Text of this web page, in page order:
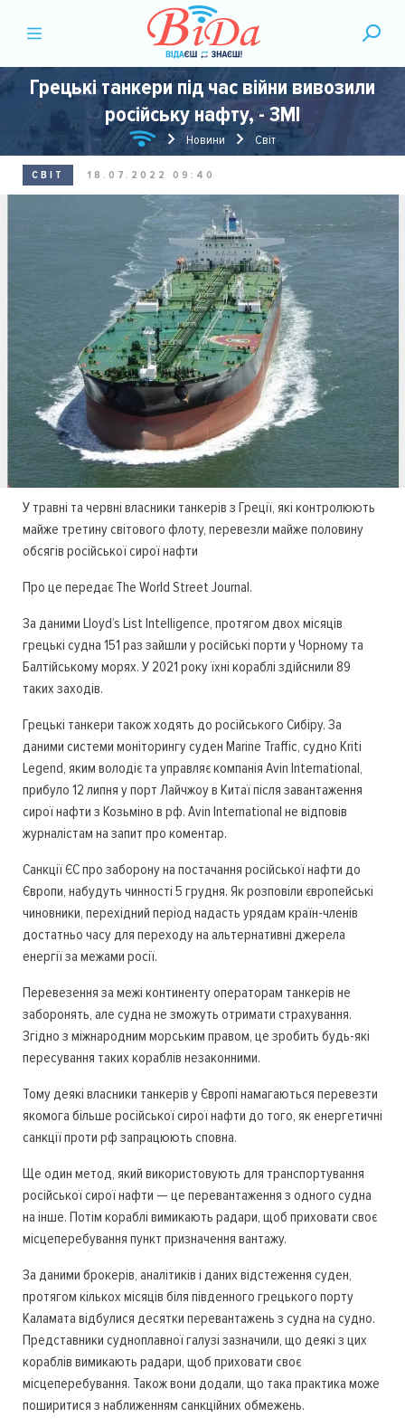
Грецькі танкери під час війни вивозили
російську нафту, - ЗМІ
Новини Світ
СВІТ 18.07.2022 09:40
У травні та червні власники танкерів з Греції, які контролюють
майже третину світового флоту, перевезли майже половину
обсягів російської сирої нафти
Про це передає The World Street Journal.
За даними Lloyd’s List Intelligence, протягом двох місяців
грецькі судна 151 раз зайшли у російські порти у Чорному та
Балтійському морях. У 2021 року їхні кораблі здійснили 89
таких заходів.
Грецькі танкери також ходять до російського Сибіру. За
даними системи моніторингу суден Marine Traffic, судно Kriti
Legend, яким володіє та управляє компанія Avin International,
прибуло 12 липня у порт Лайчжоу в Китаї після завантаження
сирої нафти з Козьміно в рф. Avin International не відповів
журналістам на запит про коментар.
Санкції ЄС про заборону на постачання російської нафти до
Європи, набудуть чинності 5 грудня. Як розповіли європейські
чиновники, перехідний період надасть урядам країн-членів
достатньо часу для переходу на альтернативні джерела
енергії за межами росії.
Перевезення за межі континенту операторам танкерів не
заборонять, але судна не зможуть отримати страхування.
Згідно з міжнародним морським правом, це зробить будь-які
пересування таких кораблів незаконними.
Тому деякі власники танкерів у Європі намагаються перевезти
якомога більше російської сирої нафти до того, як енергетичні
санкції проти рф запрацюють сповна.
Ще один метод, який використовують для транспортування
російської сирої нафти — це перевантаження з одного судна
на інше. Потім кораблі вимикають радари, щоб приховати своє
місцеперебування пункт призначення вантажу.
За даними брокерів, аналітиків і даних відстеження суден,
протягом кількох місяців біля південного грецького порту
Каламата відбулися десятки перевантажень з судна на судно.
Представники судноплавної галузі зазначили, що деякі з цих
кораблів вимикають радари, щоб приховати своє
місцеперебування. Також вони додали, що така практика може
поширитися з наближенням санкційних обмежень.